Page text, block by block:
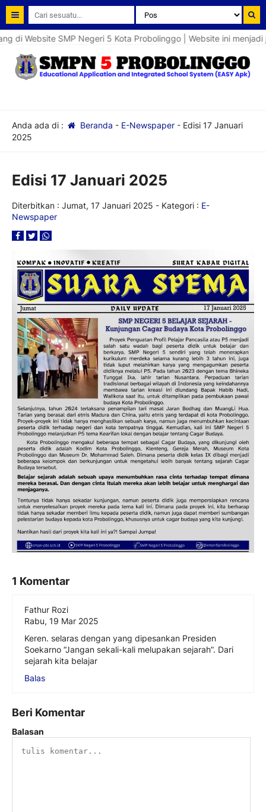
di Website SMP Negeri 5 Kota Probolinggo | Website ini menjadi
Anda ada di : Beranda - E-Newspaper- Edisi 17 Januari
2025
Edisi 17 Januari 2025
Diterbitkan : Jumat, 17 Januari 2025 - Kategori : E-
Newspaper
1 Komentar
Fathur Rozi
Rabu, 19 Mar 2025
Keren. selaras dengan yang dipesankan Presiden
Soekarno “Jangan sekali-kali melupakan sejarah”. Dari
sejarah kita belajar
Balas
Beri Komentar
Balasan